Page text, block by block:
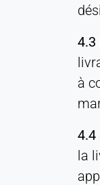
4.3
à
4.4
la
Hotjar Ltd.
Analyse
utilisateurs
Cookie
duration:
MÉDIAS